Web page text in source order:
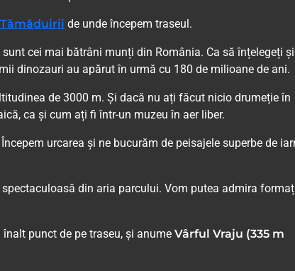
de unde începem traseul.
cei mai bătrâni munți din România. Ca să înțelegeți
dinozauri au apărut în urmă cu 180 de milioane de ani.
de 3000 m. Și dacă nu ați făcut nicio drumeție în
ca și cum ați fi într-un muzeu în aer liber.
urcarea și ne bucurăm de peisajele superbe de
din aria parcului. Vom putea admira
punct de pe traseu, și anume Vârful Vraju (335 m